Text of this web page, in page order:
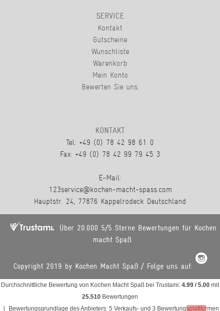
SERVICE
Kontakt
Gutscheine
Wunschliste
Warenkorb
Mein Konto
Bewerten Sie uns.
KONTAKT
Tel: +49 (0) 78 42 98 61 0
Fax: +49 (0) 78 42 99 79 45 3
E-Mail:
123service@kochen-macht-spass.com
Hauptstr. 24, 77876 Kappelrodeck Deutschland
Über 20.000 5/5 Sterne Bewertungen für Kochen
macht Spaß.
Copyright 2019 by Kochen Macht Spaß / Folge uns auf:
Durchschnittliche Bewertung von Kochen Macht Spaß bei Trustami: 4.99 / 5.00 mit
25.510 Bewertungen
Bewertungsgrundlage des Anbieters: 5 Verkaufs- und 3 Bewertungsplattformen